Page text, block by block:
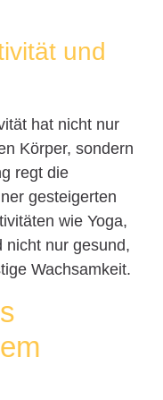
und
hat nicht nur
Körper, sondern
regt die
gesteigerten
wie Yoga,
nicht nur gesund,
Wachsamkeit.